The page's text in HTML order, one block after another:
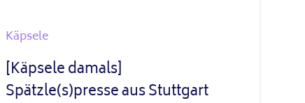
Käpsele
[Käpsele damals]
Spätzle(s)presse aus Stuttgart